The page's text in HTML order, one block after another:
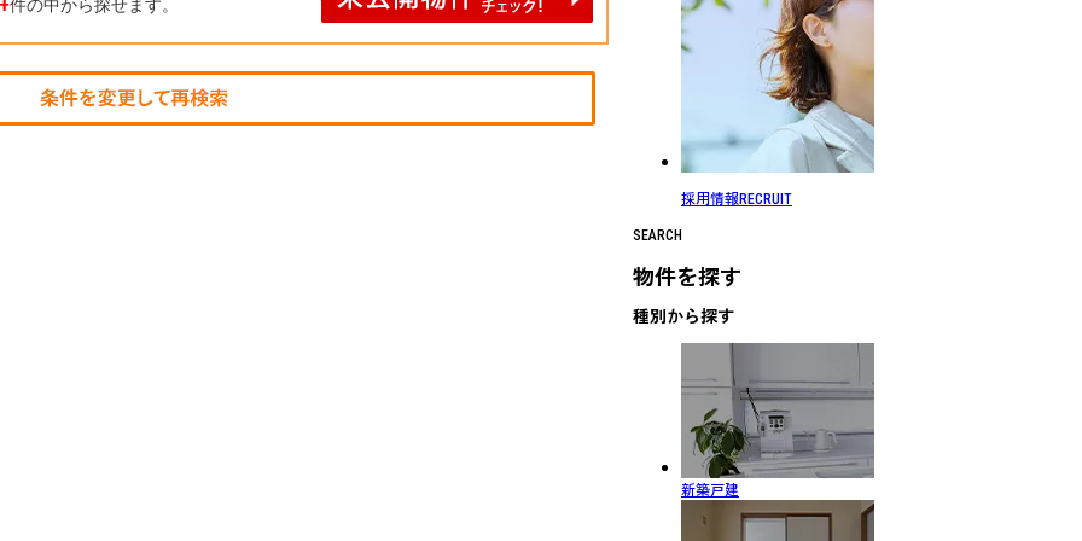
件の中から探せます。
採用情報 RECRUIT
SEARCH
物件を探す
種別から探す
新築戸建